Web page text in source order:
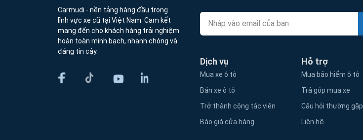
Carmudi - nền tảng hàng đầu trong
lĩnh vực xe cũ tại Việt Nam. Cam kết
mang đến cho khách hàng trải nghiệm
hoàn toàn minh bạch, nhanh chóng và
đáng tin cậy.
Dịch vụ
Mua xe ô tô
Bán xe ô tô
Trở thành cộng tác viên
Báo giá cửa hàng
Hỗ trợ
Mua bảo hiểm ô tô
Trả góp mua xe
Câu hỏi thường gặp
Liên hệ